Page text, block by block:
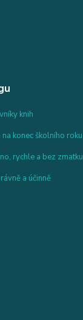
knih
konec školního roku
rychle a bez zmatku
a účinně